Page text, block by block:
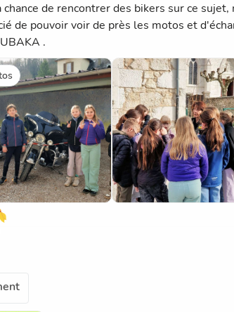
de rencontrer des bikers sur ce sujet,
de pouvoir voir de près les motos et
.